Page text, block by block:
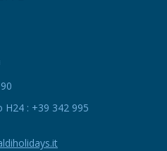
H24 : +39 342 995